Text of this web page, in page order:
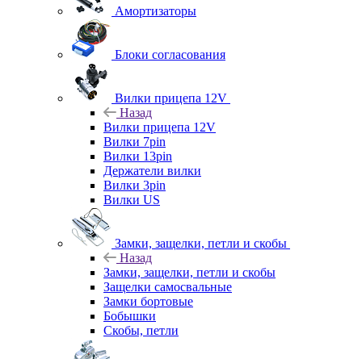
Амортизаторы
Блоки согласования
Вилки прицепа 12V
Назад
Вилки прицепа 12V
Вилки 7pin
Вилки 13pin
Держатели вилки
Вилки 3pin
Вилки US
Замки, защелки, петли и скобы
Назад
Замки, защелки, петли и скобы
Защелки самосвальные
Замки бортовые
Бобышки
Скобы, петли